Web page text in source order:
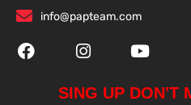
info@papteam.com